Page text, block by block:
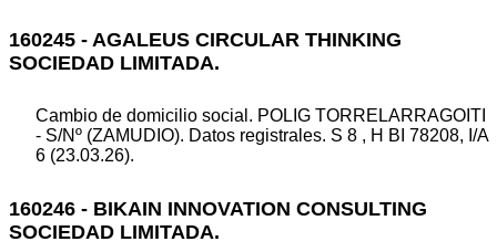
160245 - AGALEUS CIRCULAR THINKING
SOCIEDAD LIMITADA.
Cambio de domicilio social. POLIG TORRELARRAGOITI
- S/Nº (ZAMUDIO). Datos registrales. S 8 , H BI 78208, I/A
6 (23.03.26).
160246 - BIKAIN INNOVATION CONSULTING
SOCIEDAD LIMITADA.